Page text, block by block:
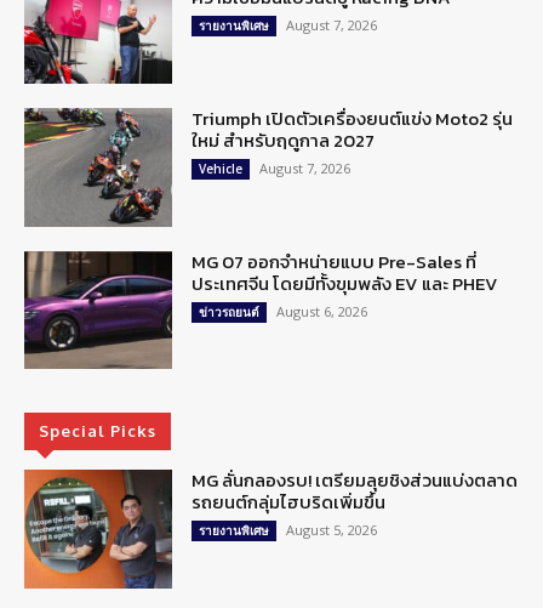
รายงานพิเศษ August 7, 2026
Triumph เปิดตัวเครื่องยนต์แข่ง Moto2 รุ่น
ใหม่ สำหรับฤดูกาล 2027
Vehicle August 7, 2026
MG 07 ออกจำหน่ายแบบ Pre-Sales ที่
ประเทศจีน โดยมีทั้งขุมพลัง EV และ PHEV
ข่าวรถยนต์ August 6, 2026
Special Picks
MG ลั่นกลองรบ! เตรียมลุยชิงส่วนแบ่งตลาด
รถยนต์กลุ่มไฮบริดเพิ่มขึ้น
รายงานพิเศษ August 5, 2026